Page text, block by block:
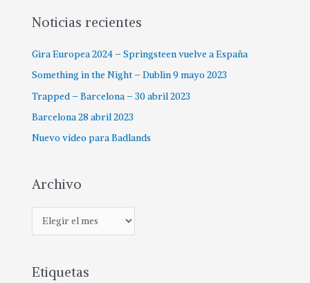
p
r
:
Noticias recientes
Gira Europea 2024 – Springsteen vuelve a España
Something in the Night – Dublin 9 mayo 2023
Trapped – Barcelona – 30 abril 2023
Barcelona 28 abril 2023
Nuevo vídeo para Badlands
Archivo
r
h
Etiquetas